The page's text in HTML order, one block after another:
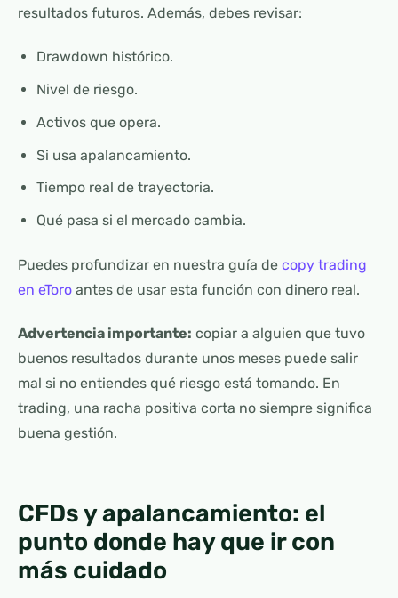
resultados futuros. Además, debes revisar:
Drawdown histórico.
Nivel de riesgo.
Activos que opera.
Si usa apalancamiento.
Tiempo real de trayectoria.
Qué pasa si el mercado cambia.
Puedes profundizar en nuestra guía de copy trading
en eToro antes de usar esta función con dinero real.
Advertencia importante: copiar a alguien que tuvo
buenos resultados durante unos meses puede salir
mal si no entiendes qué riesgo está tomando. En
trading, una racha positiva corta no siempre significa
buena gestión.
CFDs y apalancamiento: el
punto donde hay que ir con
más cuidado